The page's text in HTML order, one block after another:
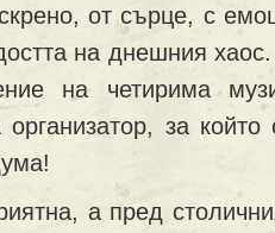
от сърце, с
на днешния
на четирима
организатор, за
а пред